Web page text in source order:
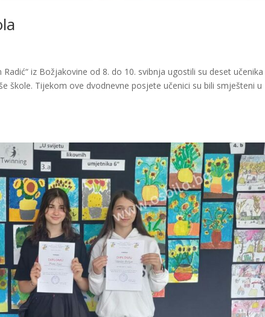
iz Božjakovine od 8. do 10. svibnja ugostili su deset učenika
škole. Tijekom ove dvodnevne posjete učenici su bili smješteni u